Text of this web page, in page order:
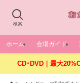
検索
ホーム 会場ガイド
CD･DVD｜最大